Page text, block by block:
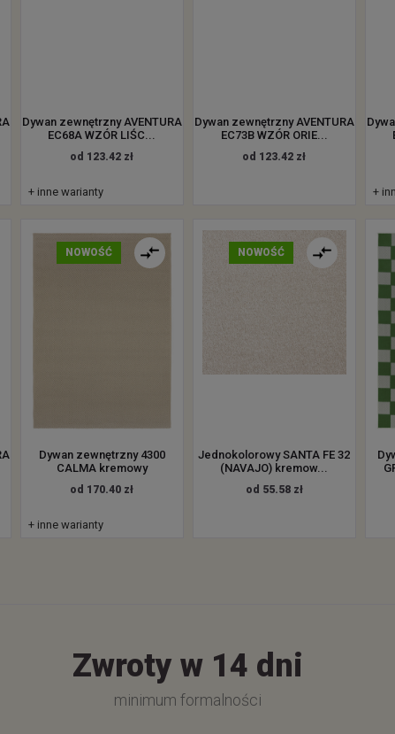
Dywan zewnętrzny AVENTURA
EC68A WZÓR LIŚC...
od 123.42 zł
+ inne warianty
Dywan zewnętrzny AVENTURA
EC73B WZÓR ORIE...
od 123.42 zł
+
NOWOŚĆ
Dywan zewnętrzny 4300
CALMA kremowy
od 170.40 zł
+ inne warianty
NOWOŚĆ
Jednokolorowy SANTA FE 32
(NAVAJO) kremow...
od 55.58 zł
Zwroty w 14 dni
minimum formalności